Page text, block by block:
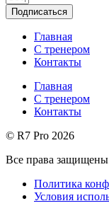
Подписаться
Главная
С тренером
Контакты
Главная
С тренером
Контакты
© R7 Pro 2026
Все права
Политика
Условия